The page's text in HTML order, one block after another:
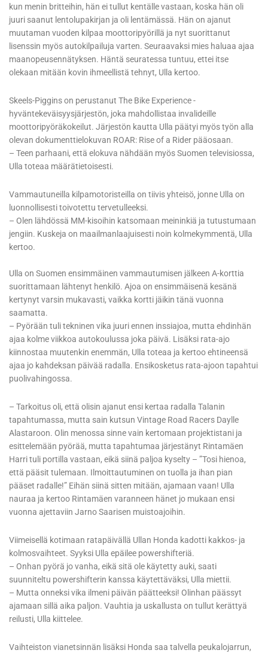
kun menin britteihin, hän ei tullut kentälle vastaan, koska hän oli
juuri saanut lentolupakirjan ja oli lentämässä. Hän on ajanut
muutaman vuoden kilpaa moottoripyörillä ja nyt suorittanut
lisenssin myös autokilpailuja varten. Seuraavaksi mies haluaa ajaa
maanopeusennätyksen. Häntä seuratessa tuntuu, ettei itse
olekaan mitään kovin ihmeellistä tehnyt, Ulla kertoo.
Skeels-Piggins on perustanut The Bike Experience -
hyväntekeväisyysjärjestön, joka mahdollistaa invalideille
moottoripyöräkokeilut. Järjestön kautta Ulla päätyi myös työn alla
olevan dokumenttielokuvan ROAR: Rise of a Rider pääosaan.
– Teen parhaani, että elokuva nähdään myös Suomen televisiossa,
Ulla toteaa määrätietoisesti.
Vammautuneilla kilpamotoristeilla on tiivis yhteisö, jonne Ulla on
luonnollisesti toivotettu tervetulleeksi.
– Olen lähdössä MM-kisoihin katsomaan meininkiä ja tutustumaan
jengiin. Kuskeja on maailmanlaajuisesti noin kolmekymmentä, Ulla
kertoo.
Ulla on Suomen ensimmäinen vammautumisen jälkeen A-korttia
suorittamaan lähtenyt henkilö. Ajoa on ensimmäisenä kesänä
kertynyt varsin mukavasti, vaikka kortti jäikin tänä vuonna
saamatta.
– Pyörään tuli tekninen vika juuri ennen inssiajoa, mutta ehdinhän
ajaa kolme viikkoa autokoulussa joka päivä. Lisäksi rata-ajo
kiinnostaa muutenkin enemmän, Ulla toteaa ja kertoo ehtineensä
ajaa jo kahdeksan päivää radalla. Ensikosketus rata-ajoon tapahtui
puolivahingossa.
– Tarkoitus oli, että olisin ajanut ensi kertaa radalla Talanin
tapahtumassa, mutta sain kutsun Vintage Road Racers Daylle
Alastaroon. Olin menossa sinne vain kertomaan projektistani ja
esittelemään pyörää, mutta tapahtumaa järjestänyt Rintamäen
Harri tuli portilla vastaan, eikä siinä paljoa kyselty – ”Tosi hienoa,
että pääsit tulemaan. Ilmoittautuminen on tuolla ja ihan pian
pääset radalle!” Eihän siinä sitten mitään, ajamaan vaan! Ulla
nauraa ja kertoo Rintamäen varanneen hänet jo mukaan ensi
vuonna ajettaviin Jarno Saarisen muistoajoihin.
Viimeisellä kotimaan ratapäivällä Ullan Honda kadotti kakkos- ja
kolmosvaihteet. Syyksi Ulla epäilee powershifteriä.
– Onhan pyörä jo vanha, eikä sitä ole käytetty auki, saati
suunniteltu powershifterin kanssa käytettäväksi, Ulla miettii.
– Mutta onneksi vika ilmeni päivän päätteeksi! Olinhan päässyt
ajamaan sillä aika paljon. Vauhtia ja uskallusta on tullut kerättyä
reilusti, Ulla kiittelee.
Vaihteiston vianetsinnän lisäksi Honda saa talvella peukalojarrun,